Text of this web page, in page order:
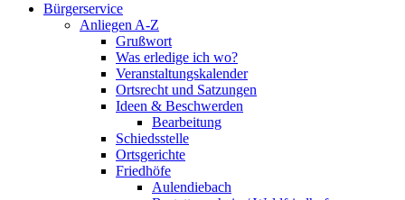
Bürgerservice
Anliegen A-Z
Grußwort
Was erledige ich wo?
Veranstaltungskalender
Ortsrecht und Satzungen
Ideen & Beschwerden
Bearbeitung
Schiedsstelle
Ortsgerichte
Friedhöfe
Aulendiebach